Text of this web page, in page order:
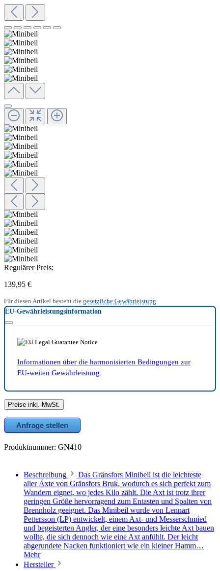
Regulärer Preis:
139,95 €
Für diesen Artikel besteht die gesetzliche Gewährleistung
EU-Gewährleistungsinformation
Informationen über die harmonisierten Bedingungen zur
EU-weiten Gewährleistung
Preise inkl. MwSt.
Anfrage stellen
Produktnummer: GN410
Beschreibung
Das Gränsfors Minibeil ist die leichteste
aller Äxte von Gränsfors Bruk, wodurch es sich perfekt zum
Wandern eignet, wo jedes Kilo zählt. Die Axt ist trotz ihrer
geringen Größe hervorragend zum Entasten und Spalten von
Brennholz geeignet. Das Minibeil wurde von Lennart
Pettersson (LP) entwickelt, einem Axt- und Messerschmied
und begeisterten Angler, der eine besonders leichte Axt bauen
wollte, die sich dennoch wie eine Axt anfühlt. Der leicht
abgerundete Nacken funktioniert wie ein kleiner Hamm…
Mehr
Hersteller